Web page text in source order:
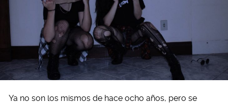
Ya no son los mismos de hace ocho años, pero se